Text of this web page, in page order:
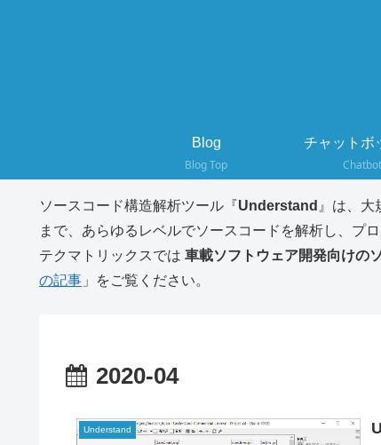
Blog
Blog Top
チャットボ
Chatbot
ソースコード構造解析ツール『Understand 』は、
まで、あらゆるレベルでソースコードを解析し、プ
テクマトリックスでは 車載ソフトウェア開発向けの
の記事 」をご覧ください。
2020-04
Understand